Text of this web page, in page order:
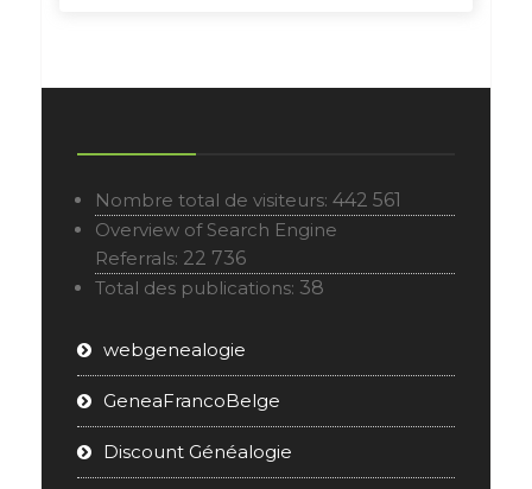
Nombre total de visiteurs: 442 561
Overview of Search Engine
Referrals: 22 736
Total des publications: 38
webgenealogie
GeneaFrancoBelge
Discount Généalogie